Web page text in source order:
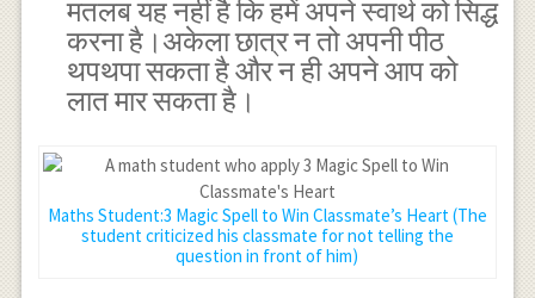
मतलब यह नहीं है कि हमें अपने स्वार्थ को सिद्ध
करना है।अकेला छात्र न तो अपनी पीठ
थपथपा सकता है और न ही अपने आप को
लात मार सकता है।
Maths Student:3 Magic Spell to Win Classmate’s Heart (The
student criticized his classmate for not telling the
question in front of him)